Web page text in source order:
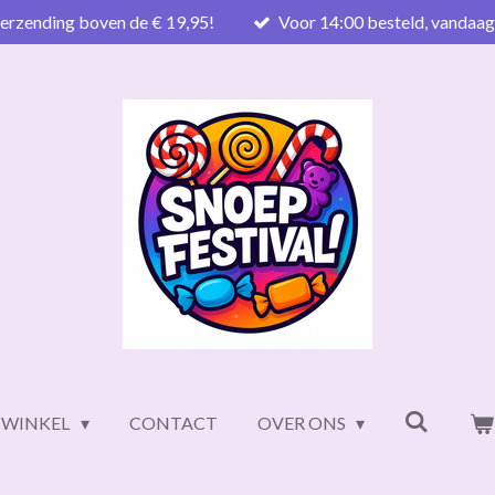
boven de € 19,95! Voor 14:00 besteld,
WINKEL CONTACT OVER ONS